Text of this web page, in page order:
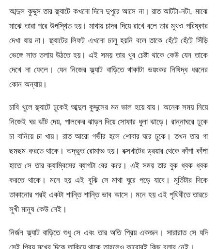
আব্দুল কুদ্দুস তার ফ্ল্যাটে কখনো দিনে দুপুরে আসে না। রাত আটটা-নটা, মাঝে
মাঝে তারা পরে উপস্থিত হয়। মাথায় চাদর দিয়ে রাখে বলে তার মুখও পরিষ্কার
দেখা যায় না। ফ্ল্যাটের লিফট এখনো চালু হয়নি বলে তাকে হেঁটে হেঁটে সিঁড়ি
ভেঙ্গে সাত তলায় উঠতে হয়। এই সময় তার খুব চেষ্টা থাকে কেউ যেন তাকে
দেখে না ফেলে। যেন নিজের ফ্ল্যাট বাড়িতে থাকাটা ভয়ংকর নিষিদ্ধ ধরনের
কোন অন্যায়।
চাবি খুলে ফ্ল্যাটে ঢুকেই আব্দুল কুদ্দুসের মন ভাল হয়ে যায়। অনেক সময় নিয়ে
নিজেই ঘর ঝাঁট দেয়, পালকের ঝাড়ন দিয়ে সোফার ধুলা ঝাড়ে। রান্নাঘরে ঢুকে
চা বানিয়ে চা খায়। রাত আরো গভীর হলে শোবার ঘরে ঢুকে। তখন তার গা
ছমছম করতে থাকে। অদ্ভুত রোমাঞ্চ হয়। বক্সখাটের ড্রয়ার থেকে কাঁপা কাঁপা
হাতে সে তার ক্যাম্বিসের ব্যাগটা বের করে। এই সময় তার বুক ধ্বক ধ্বক
করতে থাকে। মনে হয় এই বুঝি সে মাথা ঘুরে পড়ে যাবে। মূর্তিটার দিকে
তাকানোর পরই একটা শান্তি শান্তি ভাব আসে। মনে হয় এই পৃথিবীতে তারচে
সুখী মানুষ কেউ নেই।
নির্জন ফ্ল্যাট বাড়িতে শুধু সে এবং তার অতি প্রিয় একজন। সারারাত সে যদি
সেই প্রিয় মুখের দিকে তাকিয়ে থাকে তাহলেও কারোরই কিছু বলার নেই।